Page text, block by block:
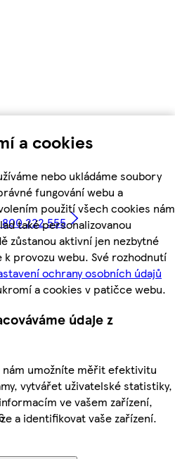
a cookies
nebo ukládáme soubory
fungování webu a
použití všech cookies nám
také personalizovanou
zůstanou aktivní jen nezbytné
provozu webu. Své rozhodnutí
ochrany osobních údajů
a cookies v patičce webu.
údaje z
umožníte měřit efektivitu
vytvářet uživatelské statistiky,
ve vašem zařízení,
a identifikovat vaše zařízení.
222 555